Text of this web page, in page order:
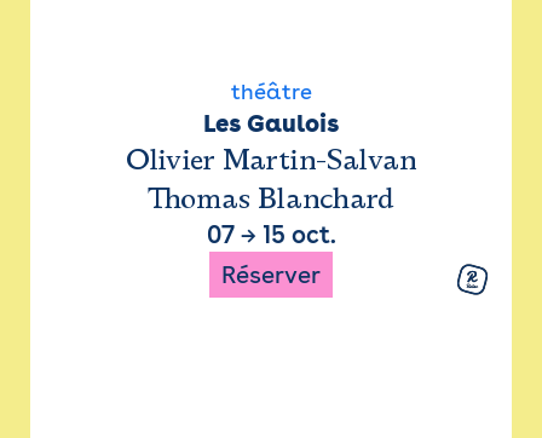
théâtre
Les Gaulois
Olivier Martin-Salvan
Thomas Blanchard
07→ 15 oct.
Réserver